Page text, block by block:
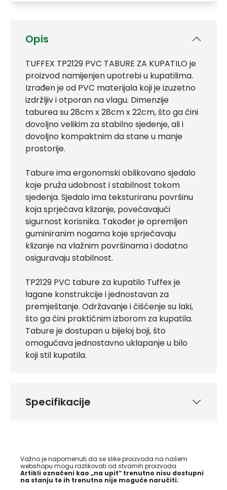
Opis
TUFFEX TP2129 PVC TABURE ZA KUPATILO je
proizvod namijenjen upotrebi u kupatilima.
Izrađen je od PVC materijala koji je izuzetno
izdržljiv i otporan na vlagu. Dimenzije
taburea su 28cm x 28cm x 22cm, što ga čini
dovoljno velikim za stabilno sjedenje, ali i
dovoljno kompaktnim da stane u manje
prostorije.
Tabure ima ergonomski oblikovano sjedalo
koje pruža udobnost i stabilnost tokom
sjedenja. Sjedalo ima teksturiranu površinu
koja sprječava klizanje, povećavajući
sigurnost korisnika. Također je opremljen
guminiranim nogama koje sprječavaju
klizanje na vlažnim površinama i dodatno
osiguravaju stabilnost.
TP2129 PVC tabure za kupatilo Tuffex je
lagane konstrukcije i jednostavan za
premještanje. Održavanje i čišćenje su laki,
što ga čini praktičnim izborom za kupatila.
Tabure je dostupan u bijeloj boji, što
omogućava jednostavno uklapanje u bilo
koji stil kupatila.
Specifikacije
Važno je napomenuti da se slike proizvoda na našem
webshopu mogu razlikovati od stvarnih proizvoda.
Artikli označeni kao „na upit“ trenutno nisu dostupni
na stanju te ih trenutno nije moguće naručiti.